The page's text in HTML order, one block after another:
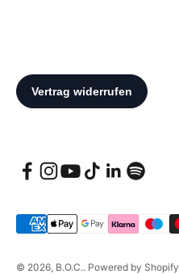
© 2026, B.O.C.. Powered by Shopify